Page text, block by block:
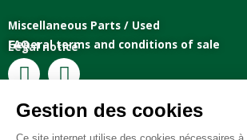
Miscellaneous Parts / Used
Legal notice
General terms and conditions of sale
FAQ